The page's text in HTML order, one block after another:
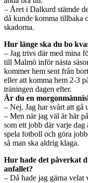
– Året i Dalkurd stämde
då kunde komma tillbaka
skadorna.
Hur länge ska du bo
– Jag trivs där med mina
till Malmö inför nästa
kommer hem sent från
eller att komma hem 2-3
träningen dagen efter.
Är du en
– Nej. Jag har svårt att gå
– Men när jag väl är här
som ett jobb där varje
spela fotboll och göra
så man ska aldrig klaga.
Hur hade det påverkat
anfallet?
– Då hade jag gärna velat